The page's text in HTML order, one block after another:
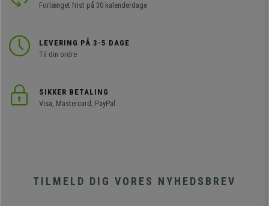
Forlænget frist på 30 kalenderdage
LEVERING PÅ 3-5 DAGE
Til din ordre
SIKKER BETALING
Visa, Mastercard, PayPal
TILMELD DIG VORES NYHEDSBREV